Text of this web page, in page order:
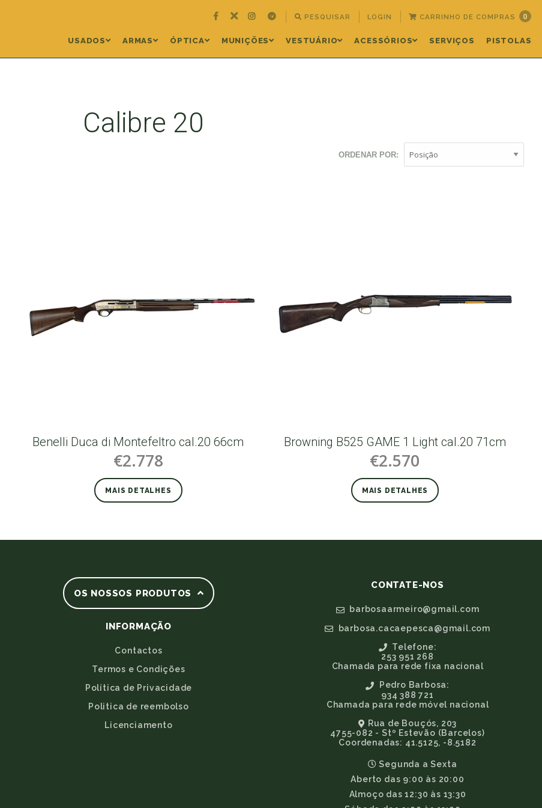
PESQUISAR LOGIN CARRINHO DE COMPRAS 0
USADOS ARMAS ÓPTICA MUNIÇÕES VESTUÁRIO ACESSÓRIOS SERVIÇOS PISTOLAS
Calibre 20
ORDENAR POR:
Benelli Duca di Montefeltro cal.20 66cm
€2.778
MAIS DETALHES
Browning B525 GAME 1 Light cal.20 71cm
€2.570
MAIS DETALHES
OS NOSSOS PRODUTOS
INFORMAÇÃO
Contactos
Termos e Condições
Política de Privacidade
Politica de reembolso
Licenciamento
CONTATE-NOS
barbosaarmeiro@gmail.com
barbosa.cacaepesca@gmail.com
Telefone:
253 951 268
Chamada para rede fixa nacional
Pedro Barbosa:
934 388 721
Chamada para rede móvel nacional
Rua de Bouçós, 203
4755-082 - Stº Estevão (Barcelos)
Coordenadas: 41.5125, -8.5182
Segunda a Sexta
Aberto das 9:00 às 20:00
Almoço das 12:30 às 13:30